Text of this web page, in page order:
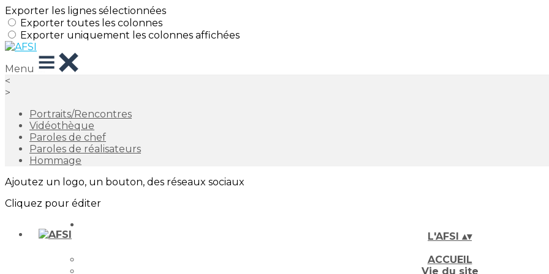
Exporter les lignes sélectionnées
Exporter toutes les colonnes
Exporter uniquement les colonnes affichées
Menu
<
>
Portraits/Rencontres
Vidéothèque
Paroles de chef
Paroles de réalisateurs
Hommage
Ajoutez un logo, un bouton, des réseaux sociaux
Cliquez pour éditer
L'AFSI ▴▾
ACCUEIL
Vie du site